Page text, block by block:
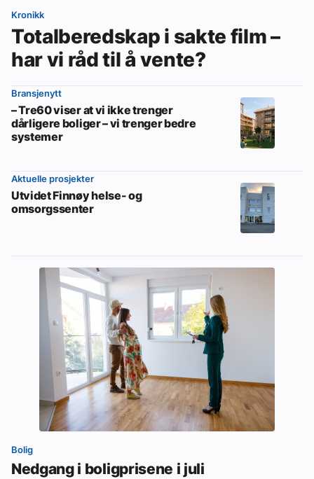
Kronikk
Totalberedskap i sakte film –
har vi råd til å vente?
Bransjenytt
– Tre60 viser at vi ikke trenger
dårligere boliger – vi trenger bedre
systemer
Aktuelle prosjekter
Utvidet Finnøy helse- og
omsorgssenter
Bolig
Nedgang i boligprisene i juli